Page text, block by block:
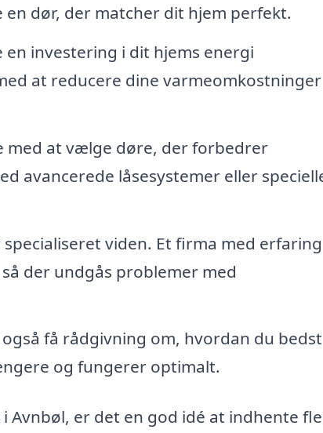
dør, der matcher dit hjem perfekt.
investering i dit hjems energi
at reducere dine varmeomkostninger
med at vælge døre, der forbedrer
avancerede låsesystemer eller
viden. Et firma med erfaring
der undgås problemer med
få rådgivning om, hvordan du bedst
og fungerer optimalt.
Avnbøl, er det en god idé at indhente